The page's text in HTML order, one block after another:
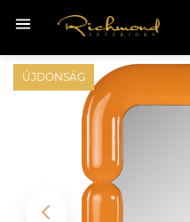
ÚJDONSÁG